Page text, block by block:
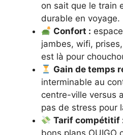
on sait que le train
durable en voyage.
Confort :
jambes, wifi,
est là pour
Gain de temps
interminable au
centre-ville versus
pas de stress pour
Tarif compétitif